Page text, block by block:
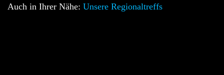
Auch in Ihrer Nähe: Unsere Regionaltreffs